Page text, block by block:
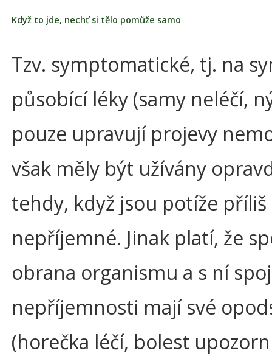
Když to jde, nechť si tělo pomůže samo
Tzv. symptomatické, tj. na
působící léky (samy neléčí,
pouze upravují projevy
však měly být užívány
tehdy, když jsou potíže příliš
nepříjemné. Jinak platí, že
obrana organismu a s ní
nepříjemnosti mají své
(horečka léčí, bolest